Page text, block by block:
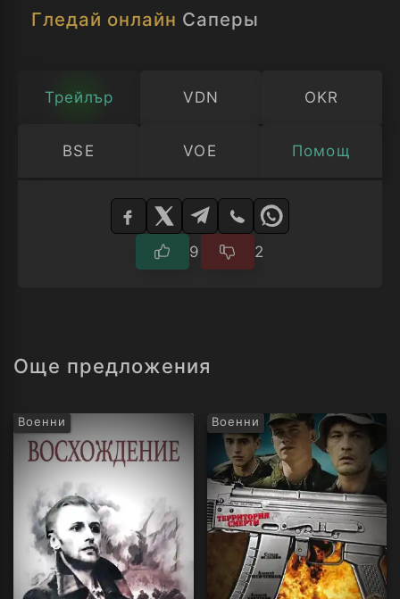
Гледай онлайн Саперы
Трейлър VDN OKR
BSE VOE Помощ
Изберете
9 2
Още предложения
Военни Военни